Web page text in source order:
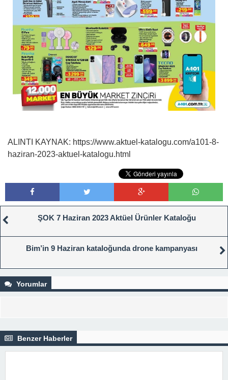
ALINTI KAYNAK: https://www.aktuel-katalogu.com/a101-8-
haziran-2023-aktuel-katalogu.html
ŞOK 7 Haziran 2023 Aktüel Ürünler Kataloğu
Bim’in 9 Haziran kataloğunda drone kampanyası
Yorumlar
Benzer Haberler